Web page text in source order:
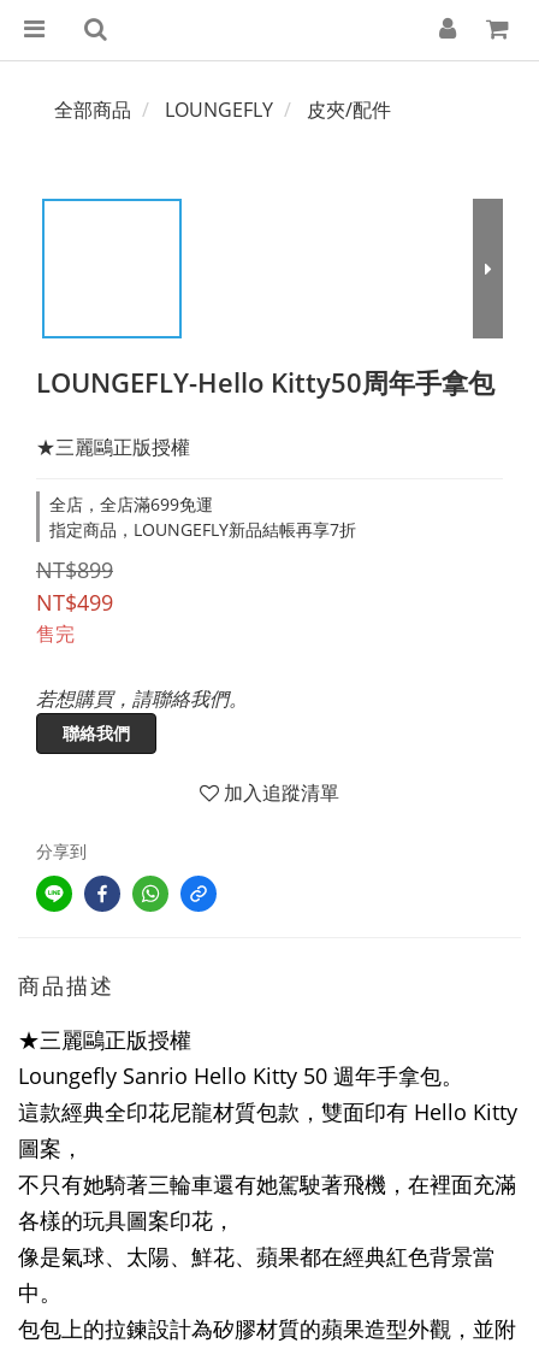
全部商品 LOUNGEFLY 皮夾/配件
LOUNGEFLY-Hello Kitty50周年手拿包
★三麗鷗正版授權
全店，全店滿699免運
指定商品，LOUNGEFLY新品結帳再享7折
NT$899
NT$499
售完
若想購買，請聯絡我們。
聯絡我們
加入追蹤清單
分享到
商品描述
★三麗鷗正版授權
Loungefly Sanrio Hello Kitty 50 週年手拿包。
這款經典全印花尼龍材質包款，雙面印有 Hello Kitty
圖案，
不只有她騎著三輪車還有她駕駛著飛機，在裡面充滿
各樣的玩具圖案印花，
像是氣球、太陽、鮮花、蘋果都在經典紅色背景當
中。
包包上的拉鍊設計為矽膠材質的蘋果造型外觀，並附